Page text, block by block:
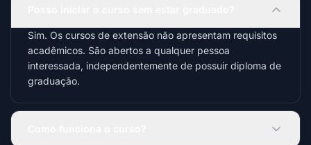
Sim. Os cursos de extensão não apresentam requisitos
acadêmicos. São abertos a qualquer pessoa
interessada, independentemente de possuir diploma de
graduação.